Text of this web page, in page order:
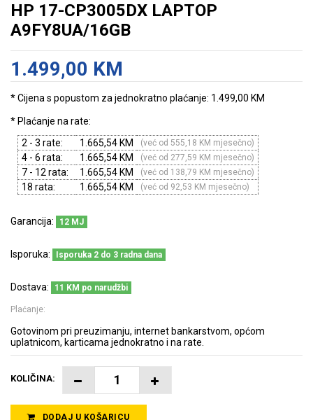
HP 17-CP3005DX LAPTOP
A9FY8UA/16GB
1.499,00 KM
* Cijena s popustom za jednokratno plaćanje: 1.499,00 KM
* Plaćanje na rate:
2 - 3 rate:
1.665,54 KM (već od 555,18 KM mjesečno)
4 - 6 rata: 1.665,54 KM (već od 277,59 KM mjesečno)
7 - 12 rata: 1.665,54 KM (već od 138,79 KM mjesečno)
18 rata: 1.665,54 KM (već od 92,53 KM mjesečno)
Garancija: 12 MJ
Isporuka: Isporuka 2 do 3 radna dana
Dostava: 11 KM po narudžbi
Plaćanje:
Gotovinom pri preuzimanju, internet bankarstvom, općom
uplatnicom, karticama jednokratno i na rate.
KOLIČINA:
DODAJ U KOŠARICU